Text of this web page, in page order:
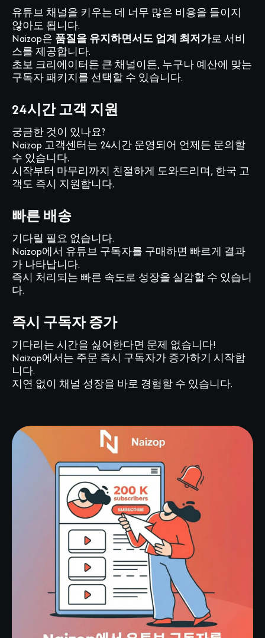
유튜브 채널을 키우는 데 너무 많은 비용을 들이지
않아도 됩니다.
Naizop은 품질을 유지하면서도 업계 최저가로 서비
스를 제공합니다.
초보 크리에이터든 큰 채널이든, 누구나 예산에 맞는
구독자 패키지를 선택할 수 있습니다.
24시간 고객 지원
궁금한 것이 있나요?
Naizop 고객센터는 24시간 운영되어 언제든 문의할
수 있습니다.
시작부터 마무리까지 친절하게 도와드리며, 한국 고
객도 즉시 지원합니다.
빠른 배송
기다릴 필요 없습니다.
Naizop에서 유튜브 구독자를 구매하면 빠르게 결과
가 나타납니다.
즉시 처리되는 빠른 속도로 성장을 실감할 수 있습니
다.
즉시 구독자 증가
기다리는 시간을 싫어한다면 문제 없습니다!
Naizop에서는 주문 즉시 구독자가 증가하기 시작합
니다.
지연 없이 채널 성장을 바로 경험할 수 있습니다.